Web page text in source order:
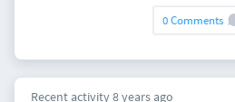
0 Comments
Recent activity 8 years ago